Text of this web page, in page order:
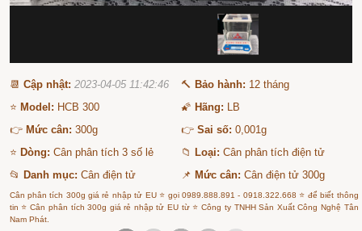
📆Cập nhật: 2023-04-05 11:42:46 🔨 Bảo hành: 12 tháng
⭐ Model: HCB 300 🌠 Hãng: LB
👉 Mức cân: 300g 👉Sai số: 0,001g
⭐ Dòng: Cân phân tích 3 số lẻ 📁 Loại: Cân phân tích điện tử
📂 Danh mục: Cân điện tử 📌 Mức cân: Cân điện tử 300g
Cân phân tích 300g giá rẻ nhập tử EU ⭐ gọi 0989.888.891 - 0918.322.668 ⭐ để biết thông
tin ⭐ Cân phân tích 300g giá rẻ nhập tử EU từ ⭐ Công ty TNHH Sản Xuất Công Nghệ Tân
Nam Phát.